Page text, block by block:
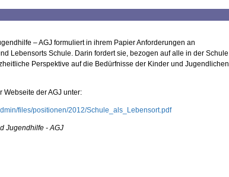
– AGJ formuliert in ihrem Papier Anforderungen an
Lebensorts Schule. Darin fordert sie, bezogen auf alle in der Schule
Perspektive auf die Bedürfnisse der Kinder und Jugendlichen
der AGJ unter:
files/positionen/2012/Schule_als_Lebensort.pdf
Jugendhilfe - AGJ